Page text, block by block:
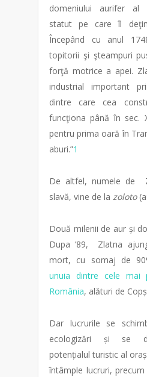
domeniului aurifer al
statut pe care îl
Începând cu anul
topitorii şi şteampuri
forţă motrice a apei.
industrial important
dintre care cea
funcţiona până în sec.
pentru prima oară în
aburi.”1
De altfel, numele de
slavă, vine de la zoloto
Două milenii de aur și
Dupa ’89, Zlatna
mort, cu somaj de
unuia dintre cele mai
România, alături de
Dar lucrurile se
ecologizări și se
potențialul turistic al
întâmple lucruri,